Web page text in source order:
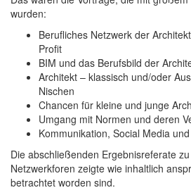
wurden:
Berufliches Netzwerk der
Profit
BIM und das Berufsbild der
Architekt – klassisch und/oder
Nischen
Chancen für kleine und junge
Umgang mit Normen und deren
Kommunikation, Social Media
Die abschließenden Ergebnisreferate
Netzwerkforen zeigte wie inhaltlich
betrachtet worden sind.